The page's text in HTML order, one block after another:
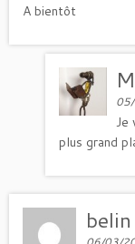
A bientôt
Je
plus grand
belin